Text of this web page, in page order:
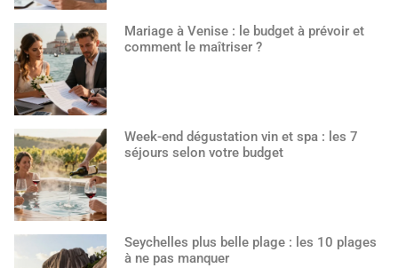
Mariage à Venise : le budget à prévoir et
comment le maîtriser ?
Week-end dégustation vin et spa : les 7
séjours selon votre budget
Seychelles plus belle plage : les 10 plages
à ne pas manquer